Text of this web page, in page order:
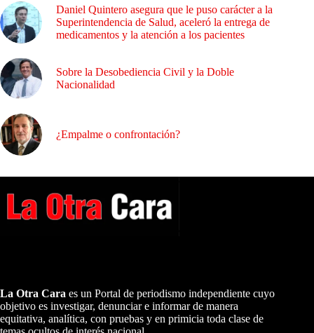
Daniel Quintero asegura que le puso carácter a la
Superintendencia de Salud, aceleró la entrega de
medicamentos y la atención a los pacientes
Sobre la Desobediencia Civil y la Doble
Nacionalidad
¿Empalme o confrontación?
La Otra Cara es un Portal de periodismo independiente cuyo
objetivo es investigar, denunciar e informar de manera
equitativa, analítica, con pruebas y en primicia toda clase de